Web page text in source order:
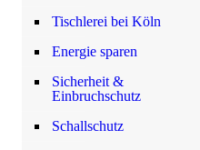
Tischlerei bei Köln
Energie sparen
Sicherheit &
Einbruchschutz
Schallschutz